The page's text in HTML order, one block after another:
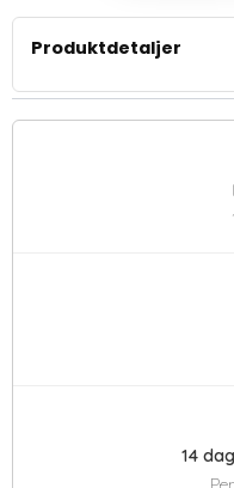
Produktdetaljer
Strålevarme
direkte – ikke luft
14